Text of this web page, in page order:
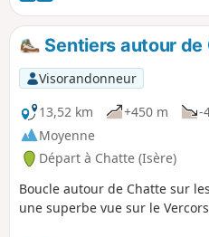
la Bourne) après avoir
Paradis".Sentiers autour de
Visorandonneur
13,52 km
+450 m -
Moyenne
Départ à Chatte (Isère)
Boucle autour de Chatte sur
une superbe vue sur le